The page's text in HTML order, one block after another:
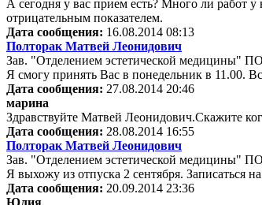
А сегодня у вас прием есть? Много ли работ
отрицательным показателем.
Дата сообщения: 16.08.2014 08:13
Полторак Матвей Леонидович
Зав. "Отделением эстетической медицины"
Я смогу принять Вас в понедельник в 11.00.
Дата сообщения: 27.08.2014 20:46
марина
Здравствуйте Матвей Леонидович.Скажите
Дата сообщения: 28.08.2014 16:55
Полторак Матвей Леонидович
Зав. "Отделением эстетической медицины"
Я выхожу из отпуска 2 сентября. Записаться
Дата сообщения: 20.09.2014 23:36